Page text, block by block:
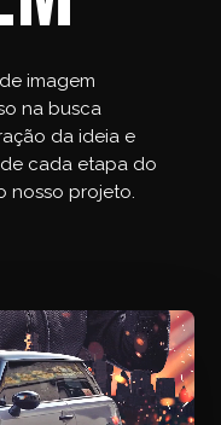
imagem
na busca
da ideia e
cada etapa do
nosso projeto.